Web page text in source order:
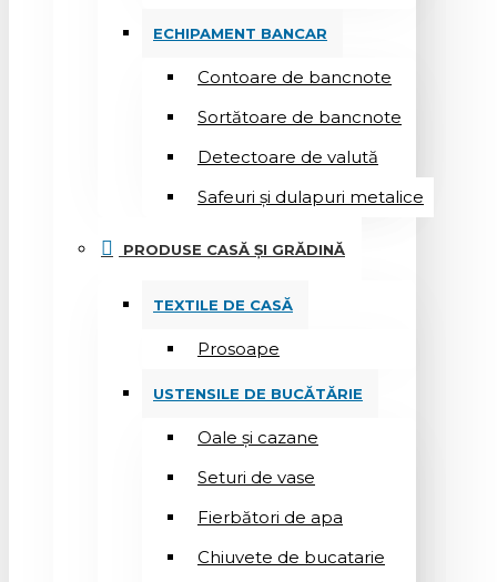
ECHIPAMENT BANCAR
Contoare de bancnote
Sortătoare de bancnote
Detectoare de valută
Safeuri și dulapuri metalice
PRODUSE CASĂ ȘI GRĂDINĂ
TEXTILE DE CASĂ
Prosoape
USTENSILE DE BUCĂTĂRIE
Oale și cazane
Seturi de vase
Fierbători de apa
Chiuvete de bucatarie